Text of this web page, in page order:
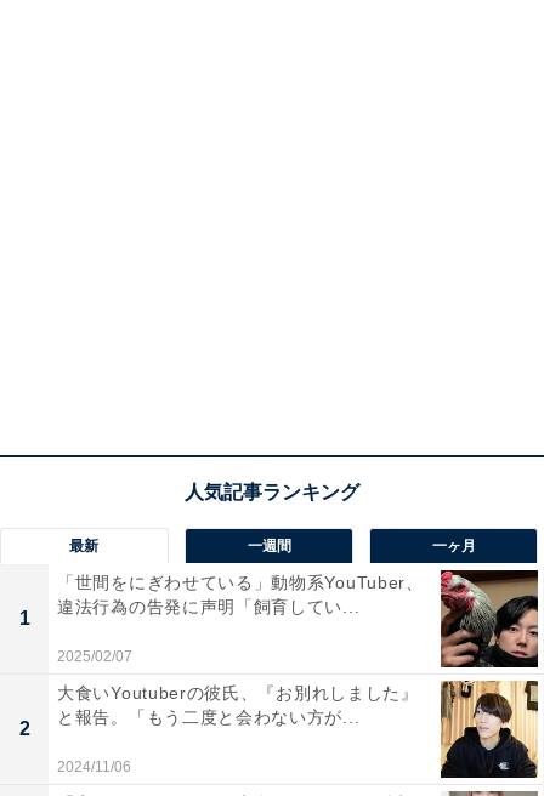
最新 一週間 一ヶ月
1
「世間をにぎわせている」動物系YouTuber、
違法行為の告発に声明「飼育してい...
2025/02/07
2
大食いYoutuberの彼氏、『お別れしました』
と報告。「もう二度と会わない方が...
2024/11/06